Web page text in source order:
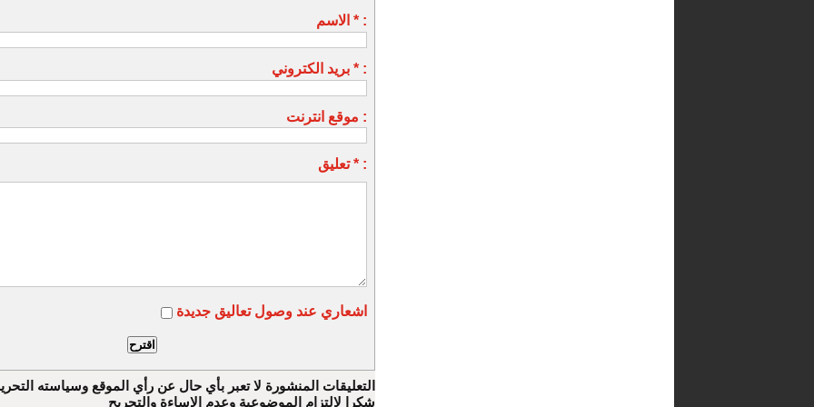
الاسم * :
بريد الكتروني * :
موقع انترنت :
تعليق * :
اشعاري عند وصول تعاليق جديدة
التعليقات المنشورة لا تعبر بأي حال عن رأي الموقع وسياسته
شكرا لالتزام الموضوعية وعدم الإساءة والتجريح